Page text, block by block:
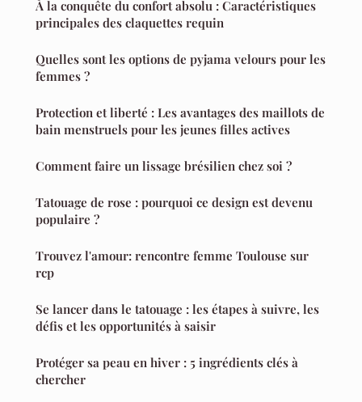
À la conquête du confort absolu : Caractéristiques
principales des claquettes requin
Quelles sont les options de pyjama velours pour les
femmes ?
Protection et liberté : Les avantages des maillots de
bain menstruels pour les jeunes filles actives
Comment faire un lissage brésilien chez soi ?
Tatouage de rose : pourquoi ce design est devenu
populaire ?
Trouvez l'amour: rencontre femme Toulouse sur
rcp
Se lancer dans le tatouage : les étapes à suivre, les
défis et les opportunités à saisir
Protéger sa peau en hiver : 5 ingrédients clés à
chercher